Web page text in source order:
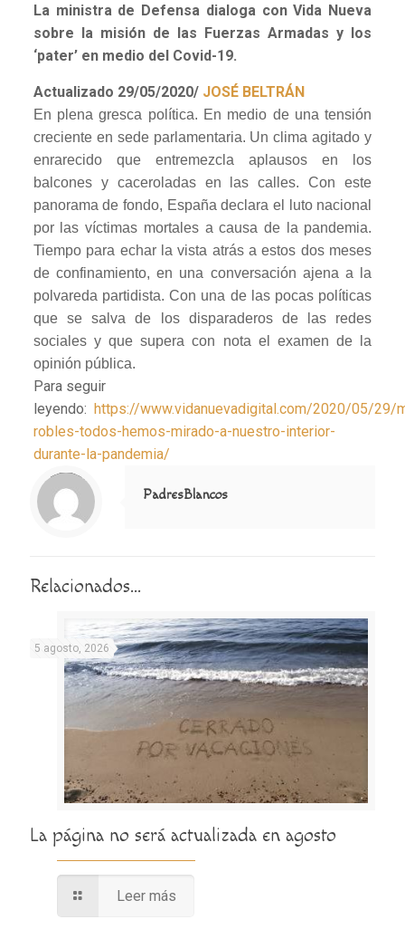
La ministra de Defensa dialoga con Vida Nueva
sobre la misión de las Fuerzas Armadas y los
‘pater’ en medio del Covid-19.
Actualizado 29/05/2020/ JOSÉ BELTRÁN
En plena gresca política. En medio de una tensión
creciente en sede parlamentaria. Un clima agitado y
enrarecido que entremezcla aplausos en los
balcones y caceroladas en las calles. Con este
panorama de fondo, España declara el luto nacional
por las víctimas mortales a causa de la pandemia.
Tiempo para echar la vista atrás a estos dos meses
de confinamiento, en una conversación ajena a la
polvareda partidista. Con una de las pocas políticas
que se salva de los disparaderos de las redes
sociales y que supera con nota el examen de la
opinión pública.
Para seguir
leyendo: https://www.vidanuevadigital.com/2020/05/29/
robles-todos-hemos-mirado-a-nuestro-interior-
durante-la-pandemia/
Notice
: Trying to access array offset on value of type null in
/home/misioner/public_html/padresblancos/themes/betheme/includes/content-single.php
on line
286
PadresBlancos
Relacionados...
5 agosto, 2026
La página no será actualizada en agosto
Leer más